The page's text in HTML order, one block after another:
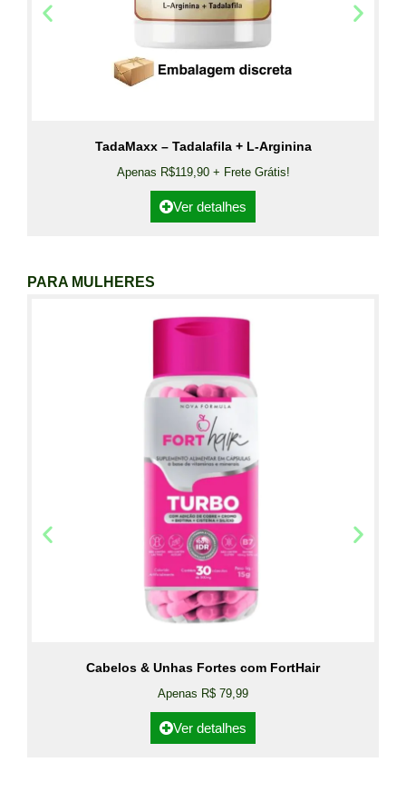
TadaMaxx – Tadalafila + L-Arginina
Apenas R$119,90 + Frete Grátis!
Ver detalhes
PARA MULHERES
Cabelos & Unhas Fortes com FortHair
Apenas R$ 79,99
Ver detalhes